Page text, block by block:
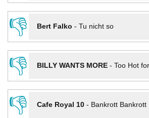
👎
Bert Falko - Tu nicht so
👎
BILLY WANTS MORE- Too Hot
👎
Cafe Royal 10- Bankrott Bankrott